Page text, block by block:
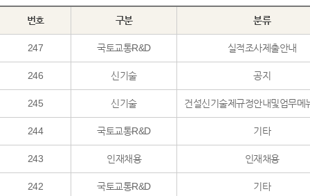
번호 구분 분류
247 국토교통R&D 실적조사제출안내
246 신기술 공지
245 신기술 건설신기술제규정안내및업무메
244 국토교통R&D 기타
243 인재채용 인재채용
242 국토교통R&D 기타